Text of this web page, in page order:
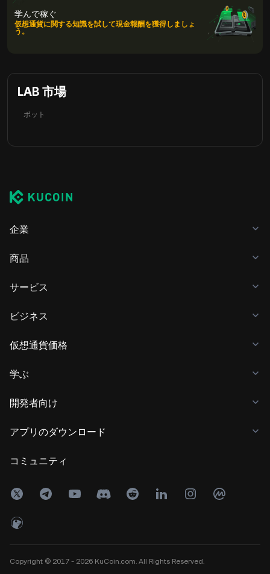
学んで稼ぐ
仮想通貨に関する知識を試して現金報酬を獲得しましょ
う。
LAB 市場
ボット
企業
商品
サービス
ビジネス
仮想通貨価格
学ぶ
開発者向け
アプリのダウンロード
コミュニティ
Copyright © 2017 - 2026 KuCoin.com. All Rights Reserved.